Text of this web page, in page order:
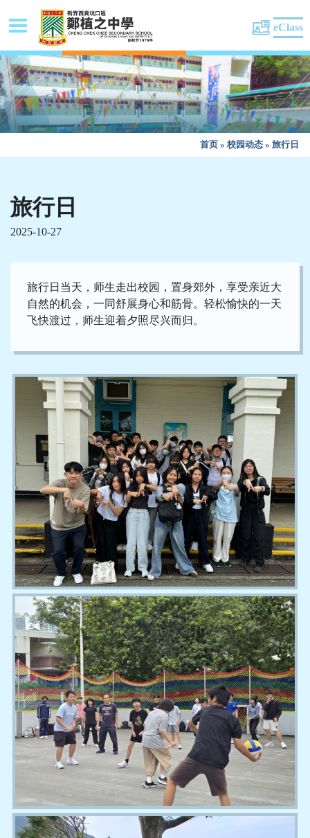
eClass
首页 » 校园动态 » 旅行日
旅行日
2025-10-27
旅行日当天，师生走出校园，置身郊外，享受亲近大
自然的机会，一同舒展身心和筋骨。轻松愉快的一天
飞快渡过，师生迎着夕照尽兴而归。